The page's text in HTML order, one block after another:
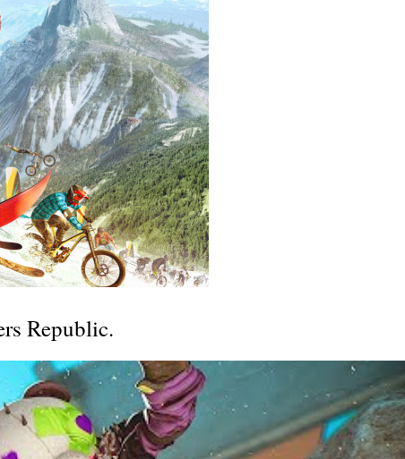
Republic.